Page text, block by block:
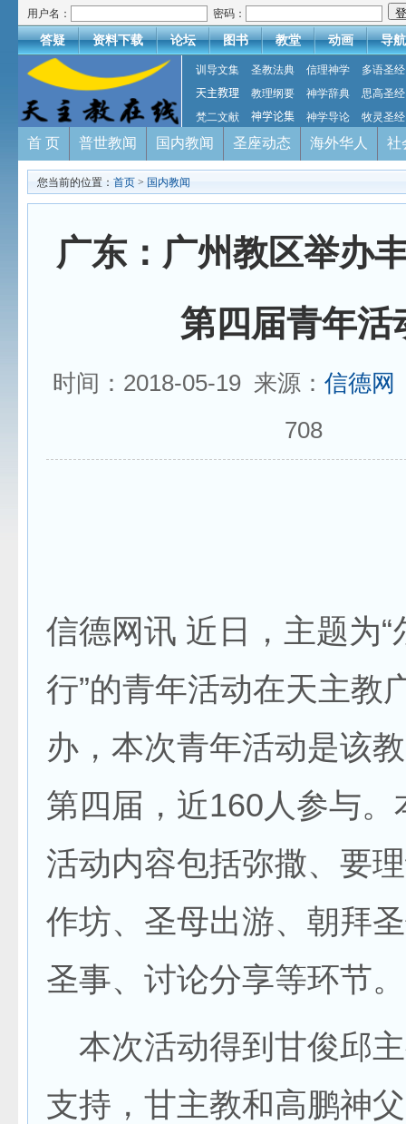
用户名： 密码：
答疑 资料下载 论坛 图书 教堂 动画 导航
训导文集 圣教法典 信理神学
多语圣经
天主教理
教理纲要 神学辞典
思高圣经
梵二文献
神学论集 神学导论 牧灵圣经
首 页 普世教闻 国内教闻 圣座动态 海外华人 社
您当前的位置： 首页 > 国内教闻
广东：广州教区举办
第四届青年活
时间：2018-05-19 来源： 信德网
708
信德网讯 近日，主题为“
行”的青年活动在天主教
办，本次青年活动是该
第四届，近160人参与。
活动内容包括弥撒、要
作坊、圣母出游、朝拜
圣事、讨论分享等环节。
本次活动得到甘俊邱
支持，甘主教和高鹏神